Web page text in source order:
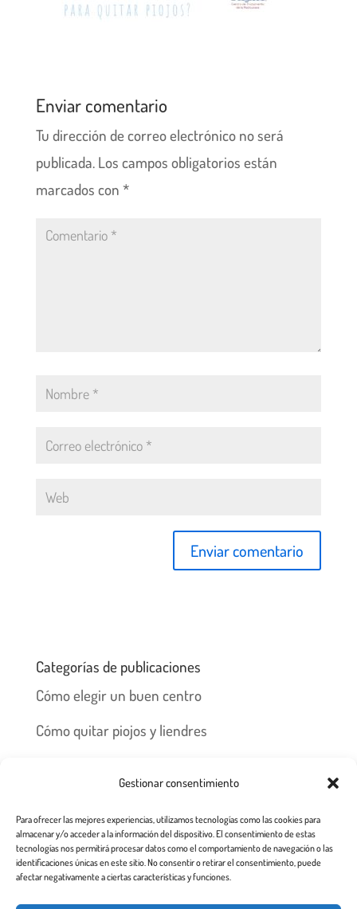
Gestionar consentimiento
Para ofrecer las mejores experiencias, utilizamos tecnologías como las cookies para
almacenar y/o acceder a la información del dispositivo. El consentimiento de estas
tecnologías nos permitirá procesar datos como el comportamiento de navegación o las
identificaciones únicas en este sitio. No consentir o retirar el consentimiento, puede
afectar negativamente a ciertas características y funciones.
Enviar comentario
Tu dirección de correo electrónico no será
publicada. Los campos obligatorios están
marcados con *
Categorías de publicaciones
Cómo elegir un buen centro
Cómo quitar piojos y liendres
Prevención y recomendaciones